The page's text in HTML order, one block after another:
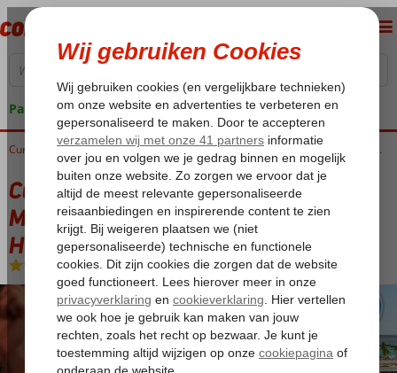
Pakketgarantie
Home Willemstad Curaçao North Sea Jazz arrangement Mangrove Beach Corendon, Curio by Hilton
Curaçao North Sea Jazz arrangement
Mangrove Beach Corendon, Curio by
Hilton
Ultra All Inclusive-Hotel